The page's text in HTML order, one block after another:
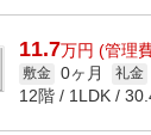
11.7万円 (管理
敷金 0ヶ月 礼金
12階 / 1LDK /